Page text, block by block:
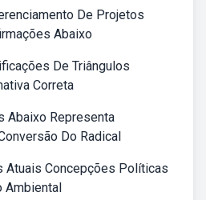
De Projetos
Abaixo
De Triângulos
Correta
Abaixo Representa
Do Radical
Atuais Concepções Políticas
Ambiental